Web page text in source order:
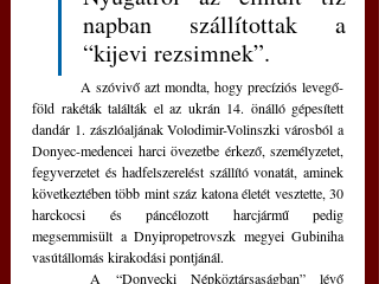
napban szállítottak a
“kijevi rezsimnek”.
föld rakéták találták el az ukrán 14. önálló gépesített
dandár 1. zászlóaljának Volodimir-Volinszki városból a
Donyec-medencei harci övezetbe érkező, személyzetet,
fegyverzetet és hadfelszerelést szállító vonatát, aminek
következtében több mint száz katona életét vesztette, 30
harckocsi és páncélozott harcjármű pedig
megsemmisült a Dnyipropetrovszk megyei Gubiniha
vasútállomás kirakodási pontjánál.
	A “Donyecki Népköztársaságban” lévő